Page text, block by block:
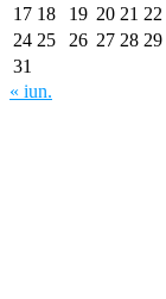
17 18 19 20 21 22
24 25 26 27 28 29
31
« iun.